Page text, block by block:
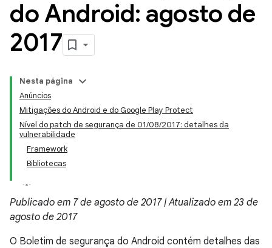
do Android: agosto de
2017
Nesta página
Anúncios
Mitigações do Android e do Google Play Protect
Nível do patch de segurança de 01/08/2017: detalhes da
vulnerabilidade
Framework
Bibliotecas
Publicado em 7 de agosto de 2017 | Atualizado em 23 de
agosto de 2017
O Boletim de segurança do Android contém detalhes das